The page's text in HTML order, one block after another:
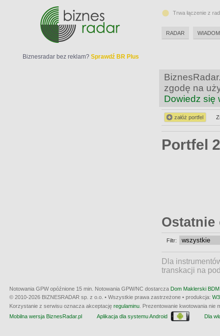
zgodę na
Dowiedz się
załóż portfel
Portfel
Ostatnie
Filtr:
Dla
transkacji na
Biznesradar bez reklam? Sprawdź BR Plus
Trwa łączenie z
RADAR
Notowania GPW opóźnione 15 min. Notowania GPW/NC dostarcza Dom Maklerski
© 2010-2026 BIZNESRADAR sp. z o.o. • Wszystkie prawa zastrzeżone • produkcja:
Korzystanie z serwisu oznacza akceptację regulaminu . Prezentowanie kwotowania
Mobilna wersja BiznesRadar.pl
Aplikacja dla systemu Android Dla